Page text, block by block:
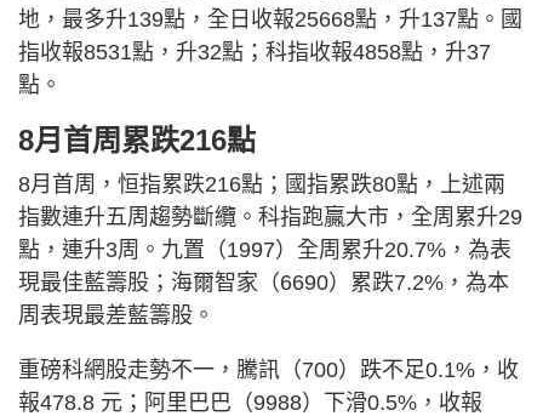
地，最多升139點，全日收報25668點，升137點。國
指收報8531點，升32點；科指收報4858點，升37
點。
8月首周累跌216點
8月首周，恒指累跌216點；國指累跌80點，上述兩
指數連升五周趨勢斷纜。科指跑贏大市，全周累升29
點，連升3周。九置（1997）全周累升20.7%，為表
現最佳藍籌股；海爾智家（6690）累跌7.2%，為本
周表現最差藍籌股。
重磅科網股走勢不一，騰訊（700）跌不足0.1%，收
報478.8 元；阿里巴巴（9988）下滑0.5%，收報